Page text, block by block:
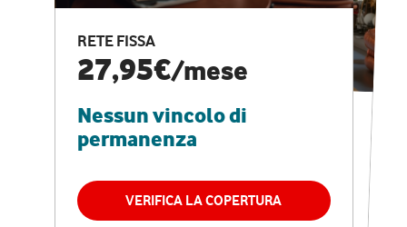
RETE FISSA
27,95€/mese
Nessun vincolo di
permanenza
VERIFICA LA COPERTURA
CASA PRO
Internet veloce e
vantaggi speciali
RETE FISSA + VODAFONE CLUB
29,95€
permanenza